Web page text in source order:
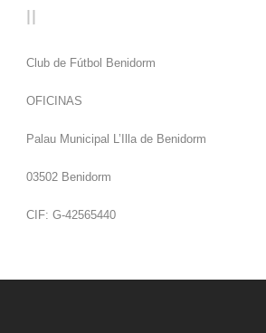
Club de Fútbol Benidorm
OFICINAS
Palau Municipal L’Illa de Benidorm
03502 Benidorm
CIF: G-42565440